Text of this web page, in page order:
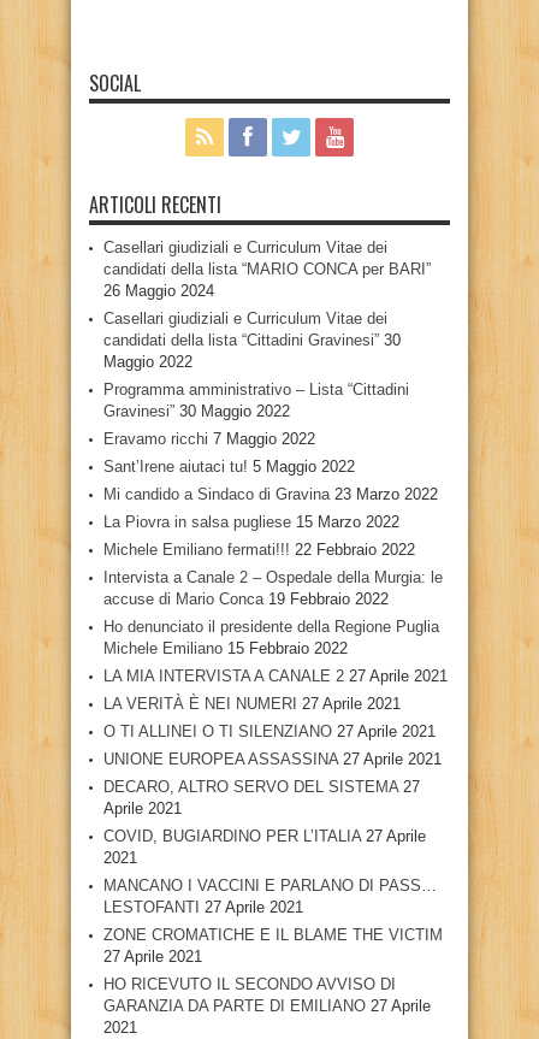
SOCIAL
ARTICOLI RECENTI
Casellari giudiziali e Curriculum Vitae dei
candidati della lista “MARIO CONCA per BARI”
26 Maggio 2024
Casellari giudiziali e Curriculum Vitae dei
candidati della lista “Cittadini Gravinesi” 30
Maggio 2022
Programma amministrativo – Lista “Cittadini
Gravinesi” 30 Maggio 2022
Eravamo ricchi 7 Maggio 2022
Sant’Irene aiutaci tu! 5 Maggio 2022
Mi candido a Sindaco di Gravina 23 Marzo 2022
La Piovra in salsa pugliese 15 Marzo 2022
Michele Emiliano fermati!!! 22 Febbraio 2022
Intervista a Canale 2 – Ospedale della Murgia: le
accuse di Mario Conca 19 Febbraio 2022
Ho denunciato il presidente della Regione Puglia
Michele Emiliano 15 Febbraio 2022
LA MIA INTERVISTA A CANALE 2 27 Aprile 2021
LA VERITÀ È NEI NUMERI 27 Aprile 2021
O TI ALLINEI O TI SILENZIANO 27 Aprile 2021
UNIONE EUROPEA ASSASSINA 27 Aprile 2021
DECARO, ALTRO SERVO DEL SISTEMA 27
Aprile 2021
COVID, BUGIARDINO PER L’ITALIA 27 Aprile
2021
MANCANO I VACCINI E PARLANO DI PASS…
LESTOFANTI 27 Aprile 2021
ZONE CROMATICHE E IL BLAME THE VICTIM
27 Aprile 2021
HO RICEVUTO IL SECONDO AVVISO DI
GARANZIA DA PARTE DI EMILIANO 27 Aprile
2021